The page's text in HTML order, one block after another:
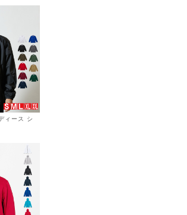
ィース シ
無地 おし
き